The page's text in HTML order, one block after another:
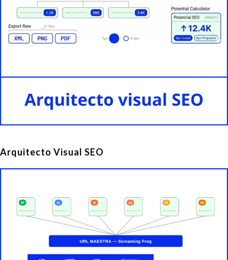
Arquitecto Visual SEO